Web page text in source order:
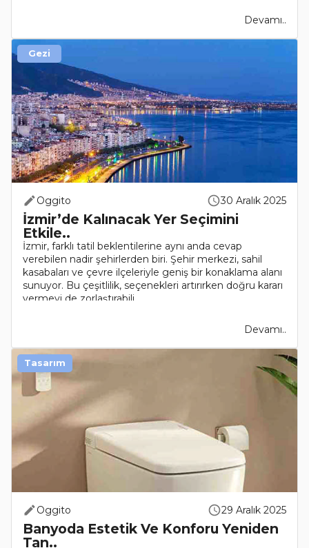
Devamı..
Oggito 30 Aralık 2025
İzmir’de Kalınacak Yer Seçimini
Etkile..
İzmir, farklı tatil beklentilerine aynı anda cevap
verebilen nadir şehirlerden biri. Şehir merkezi, sahil
kasabaları ve çevre ilçeleriyle geniş bir konaklama alanı
sunuyor. Bu çeşitlilik, seçenekleri artırırken doğru kararı
vermeyi de zorlaştırabili..
Devamı..
Gezi
Oggito 29 Aralık 2025
Banyoda Estetik Ve Konforu Yeniden
Tan..
Tasarım